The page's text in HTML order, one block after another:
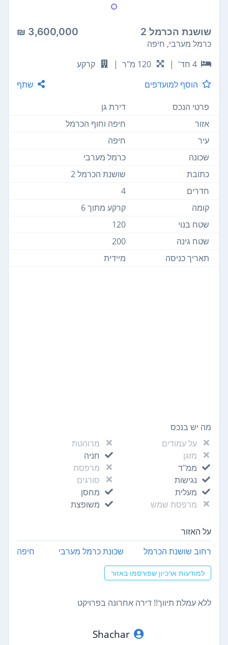
שושנת הכרמל 2 3,600,000 ₪
כרמל מערבי, חיפה
4 חד'
| 120 מ"ר |
קרקע
הוסף למועדפים
שתף
פרטי הנכס
דירת גן
אזור
חיפה וחוף הכרמל
עיר
חיפה
שכונה
כרמל מערבי
כתובת
שושנת הכרמל 2
חדרים
4
קומה
קרקע מתוך 6
שטח בנוי
120
שטח גינה
200
תאריך כניסה
מיידית
מה יש בנכס
על עמודים
מרוהטת
מזגן
חניה
ממ"ד
מרפסת
נגישות
סורגים
מעלית
מחסן
מרפסת שמש
משופצת
על האזור
רחוב שושנת הכרמל שכונת כרמל מערבי חיפה
למודעות ארכיון שפורסמו באזור
ללא עמלת תיווך!! דירה אחרונה בפרויקט
Shachar